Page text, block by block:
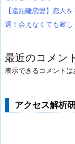
【遠距離恋愛】恋人
選！会えなくても寂し
最近のコメン
表示できるコメントは
アクセス解析